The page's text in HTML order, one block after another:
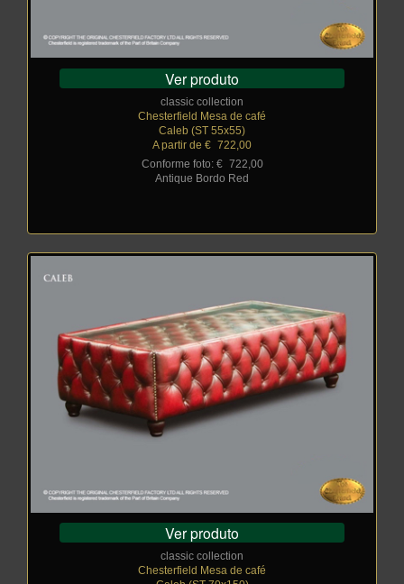
Ver produto
classic collection
Chesterfield Mesa de café
Caleb (ST 55x55)
A partir de € 722,00
Conforme foto: €_ 722,00
Antique Bordo Red
Ver produto
classic collection
Chesterfield Mesa de café